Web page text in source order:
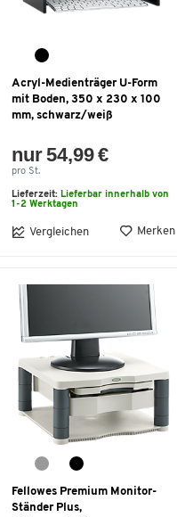
Acryl-Medienträger U-Form
mit Boden, 350 x 230 x 100
mm, schwarz/weiß
nur 54,99 €
pro St.
Lieferzeit: Lieferbar innerhalb von
1-2 Werktagen
Vergleichen Merken
Fellowes Premium Monitor-
Ständer Plus,